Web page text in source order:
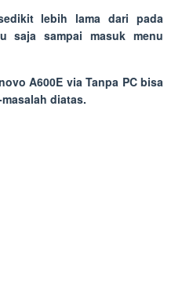
lebih lama dari pada
saja sampai masuk menu
A600E via Tanpa PC bisa
diatas.